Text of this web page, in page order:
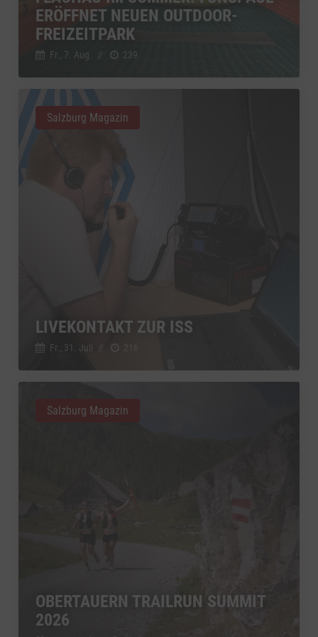
ERÖFFNET NEUEN OUTDOOR-
FREIZEITPARK
Fr., 7. Aug. // 239
LIVEKONTAKT ZUR ISS
Fr., 31. Juli //
Salzburg Magazin
OBERTAUERN TRAILRUN SUMMIT
2026
Salzburg Magazin
YouTube
Google Ireland Limited, Irland Details
Switch